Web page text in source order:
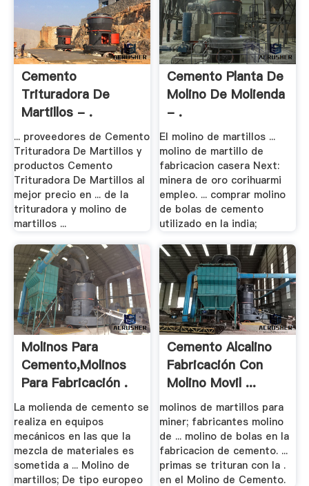
Cemento
Trituradora De
Martillos - .
... proveedores de Cemento
Trituradora De Martillos y
productos Cemento
Trituradora De Martillos al
mejor precio en ... de la
trituradora y molino de
martillos ...
Cemento Planta De
Molino De Molienda
- .
El molino de martillos ...
molino de martillo de
fabricacion casera Next:
minera de oro corihuarmi
empleo. ... comprar molino
de bolas de cemento
utilizado en la india;
Molinos Para
Cemento,Molinos
Para Fabricación .
La molienda de cemento se
realiza en equipos
mecánicos en las que la
mezcla de materiales es
sometida a ... Molino de
martillos; De tipo europeo
Cemento Alcalino
Fabricación Con
Molino Movil ...
molinos de martillos para
miner; fabricantes molino
de ... molino de bolas en la
fabricacion de cemento. ...
primas se trituran con la .
en el Molino de Cemento.